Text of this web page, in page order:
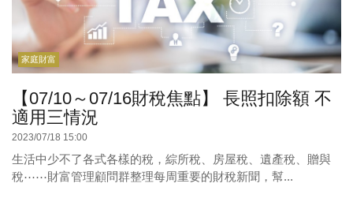
家庭財富
【07/10～07/16財稅焦點】 長照扣除額 不
適用三情況
2023/07/18 15:00
生活中少不了各式各樣的稅，綜所稅、房屋稅、遺產稅、贈與
稅⋯⋯財富管理顧問群整理每周重要的財稅新聞，幫...